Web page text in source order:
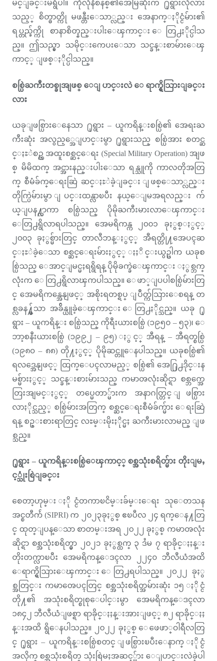
မင္ျခင္းမရွိပါ။ ကိုလိုနီစနစ္၏အေမြဆိုးက ႐ုရွားလိုလား
သည့္ စိတ္ဓာတ္ကို မဖန္တီးေသာ္လည္း အေနာက္ႏိုင္ငံမ်ား၏
ရပ္တည္ခ်က္ကို စာနာစိတ္နည္းပါးေၾကာင္း ေတြ႕ႏိုင္ပါသ
ည္။ ဤသည္မွာ သမိုင္းကေပးေသာ သင္ခန္းစာမ်ားေၾ
ကာင့္ ျဖစ္ႏိုင္ပါသည္။
စစ္ပြဲႀကီးတစ္ခုအျဖစ္ ေျပာင္းလဲ ေရာက္ရွိသြားျခင္း
လား
ယခုျဖစ္ပြားေနေသာ ႐ုရွား – ယူကရိန္းစစ္ပြဲ၏ အေရးႀ
ကီးဆုံး အလွည့္အေျပာင္းမွာ ႐ုရွားသည္ စစ္ပြဲအား စတင္ဆ
င္ႏႊဲစဥ္က အထူးစစ္ဆင္ေရး (Special Military Operation) အျဖ
စ္ မိမိထက္ အင္အားနည္းပါးေသာ ရန္သူကို ကာလတိုအတြ
က္ စီမံခ်က္ေရးဆြဲ ဆင္ႏႊဲခဲ့ျခင္း ျဖစ္ေသာ္လည္း
တိုက္ပြဲမ်ားမွာ ျပင္းထန္လာၿပီး နယ္ေျမအရလည္း က်
ယ္ျပန႔္လာကာ စစ္ပြဲသည္ ပိုမိုႀကီးမားလာေၾကာင္း
ေတြ႕ရွိလာရပါသည္။ အေမရိကန္က ၂၀၀၁ ခုႏွစ္ႏွင့္
၂၀၀၃ ခုႏွစ္မ်ားတြင္ တာလီဘန္ႏွင့္ အီရတ္တို႔အေပၚဆ
င္ႏႊဲခဲ့ေသာ စစ္ဆင္ေရးမ်ားႏွင့္ ႏႈိင္းယွဥ္ပါက ယခုစ
စ္ပြဲသည္ ေအာင္ျမင္မႈရရွိရန္ ပိုမိုခက္ခဲေၾကာင္း ႏွစ္ဘက္
လုံးက ေတြ႕ရွိလာၾကပါသည္။ ေဖာ္ျပပါစစ္ပြဲမ်ားတြ
င္ အေမရိကန္အေနျဖင့္ အစိုးရတစ္ရပ္ ျပဳတ္က်သြားေစရန္ တ
စ္လခန႔္မွ်သာ အခ်ိန္ယူခဲ့ေၾကာင္း ေတြ႕ႏိုင္သည္။ ယခု ႐ု
ရွား – ယူကရိန္း စစ္ပြဲသည္ ကိုရီးယားစစ္ပြဲ (၁၉၅၀ – ၅၃)၊ ေ
ဘာ့စနီးယားစစ္ပြဲ (၁၉၉၂ – ၉၅) ႏွင့္ အီရန္ – အီရတ္စစ္ပြဲ
(၁၉၈၀ – ၈၈) တို႔ႏွင့္ ပိုမိုဆင္တူေနပါသည္။ ယခုစစ္ပြဲ၏
ရလဒ္အေနျဖင့္ ထြက္ေပၚလာမည့္ စစ္ပြဲ၏ အေ႐ြ႕ဒိုင္းန
မစ္မ်ားႏွင့္ သင္ခန္းစားမ်ားသည္ ကမာၻလုံးဆိုင္ရာ စစ္ဘက္အေ
တြးအျမင္ႏွင့္ တပ္မေတာ္မ်ားက အနာဂတ္တြင္ ျဖစ္ပြား
လာႏိုင္သည့္ စစ္ပြဲမ်ားအတြက္ စစ္ဆင္ေရးစီမံခ်က္မ်ား ေရးဆြဲ
ရန္ စဥ္းစားရာတြင္ လႊမ္းမိုးႏိုင္မႈ ႀကီးမားလာမည္ ျဖ
စ္သည္။
႐ုရွား – ယူကရိန္းစစ္ပြဲေၾကာင့္ စစ္အသုံးစရိတ္မ်ား တိုးျမႇ
င့္သုံးစြဲျခင္း
စေတာ့ဟုမ္း ႏိုင္ငံတကာၿငိမ္းခ်မ္းေရး သုေတသန
အင္စတီက်ဴ (SIPRI) က ၂၀၂၃ခုႏွစ္ ဧၿပီလ ၂၄ ရက္ေန႔တြ
င္ ထုတ္ျပန္ေသာ စာတမ္းအရ ၂၀၂၂ ခုႏွစ္ ကမာၻလုံး
ဆိုင္ရာ စစ္အသုံးစရိတ္မွာ ၂၀၂၁ ခုႏွစ္ထက္ ၃ ဒႆမ ၇ ရာခိုင္ႏႈန္း
တိုးတက္လာၿပီး အေမရိကန္ေဒၚလာ ၂၂၄၀ ဘီလီယံအထိ
ေရာက္ရွိသြားေၾကာင္း ေတြ႕ရပါသည္။ ၂၀၂၂ ခုႏွ
စ္အတြင္း ကမာၻေပၚတြင္ စစ္အသုံးစရိတ္အမ်ားဆုံး ၁၅ ႏိုင္ငံ
တို႔၏ အသုံးစရိတ္စုစုေပါင္းမွာ အေမရိကန္ေဒၚလာ
၁၈၄၂ ဘီလီယံျဖစ္ရာ ရာခိုင္ႏႈန္းအားျဖင့္ ၈၂ ရာခိုင္ႏႈ
န္းအထိ ရွိေနပါသည္။ ၂၀၂၂ ခုႏွစ္ ေဖေဖာ္ဝါရီလတြ
င္ ႐ုရွား – ယူကရိန္းစစ္ပြဲစတင္ ျဖစ္ပြားၿပီးေနာက္ ႏိုင္ငံ
အလိုက္ စစ္အသုံးစရိတ္ သုံးစြဲမႈအဆင့္မ်ား ေျပာင္းလဲခဲ့ပါ